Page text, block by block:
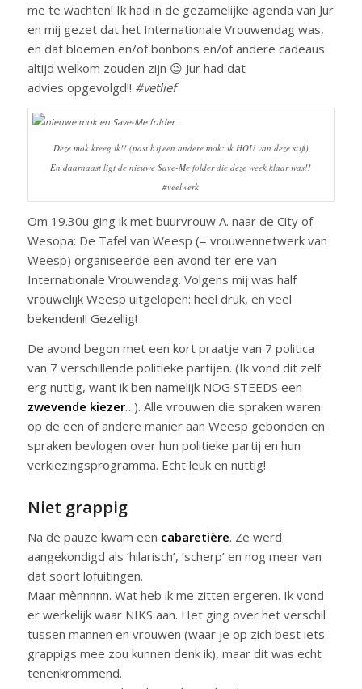
me te wachten! Ik had in de gezamelijke agenda van Jur
en mij gezet dat het Internationale Vrouwendag was,
en dat bloemen en/of bonbons en/of andere cadeaus
altijd welkom zouden zijn 😉 Jur had dat
advies opgevolgd!! #vetlief
Deze mok kreeg ik!! (past bij een andere mok: ik HOU van deze stijl)
En daarnaast ligt de nieuwe Save-Me folder die deze week klaar was!!
#veelwerk
Om 19.30u ging ik met buurvrouw A. naar de City of
Wesopa: De Tafel van Weesp (= vrouwennetwerk van
Weesp) organiseerde een avond ter ere van
Internationale Vrouwendag. Volgens mij was half
vrouwelijk Weesp uitgelopen: heel druk, en veel
bekenden!! Gezellig!
De avond begon met een kort praatje van 7 politica
van 7 verschillende politieke partijen. (Ik vond dit zelf
erg nuttig, want ik ben namelijk NOG STEEDS een
zwevende kiezer…). Alle vrouwen die spraken waren
op de een of andere manier aan Weesp gebonden en
spraken bevlogen over hun politieke partij en hun
verkiezingsprogramma. Echt leuk en nuttig!
Niet grappig
Na de pauze kwam een cabaretière. Ze werd
aangekondigd als ‘hilarisch’, ‘scherp’ en nog meer van
dat soort lofuitingen.
Maar mènnnnn. Wat heb ik me zitten ergeren. Ik vond
er werkelijk waar NIKS aan. Het ging over het verschil
tussen mannen en vrouwen (waar je op zich best iets
grappigs mee zou kunnen denk ik), maar dit was echt
tenenkrommend.